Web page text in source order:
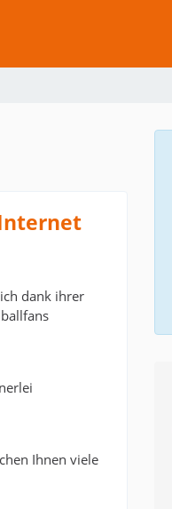
dank ihrer
Ihnen viele